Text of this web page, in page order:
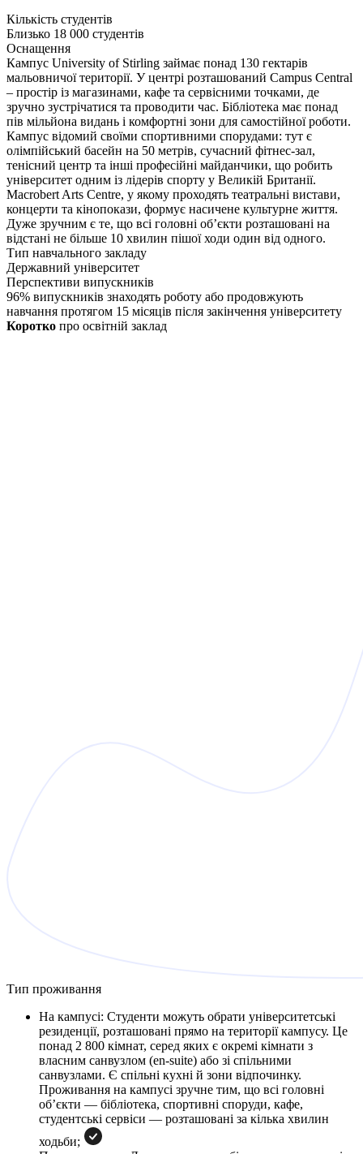
Кількість студентів
Близько 18 000 студентів
Оснащення
Кампус University of Stirling займає понад 130 гектарів
мальовничої території. У центрі розташований Campus Central
– простір із магазинами, кафе та сервісними точками, де
зручно зустрічатися та проводити час. Бібліотека має понад
пів мільйона видань і комфортні зони для самостійної роботи.
Кампус відомий своїми спортивними спорудами: тут є
олімпійський басейн на 50 метрів, сучасний фітнес-зал,
тенісний центр та інші професійні майданчики, що робить
університет одним із лідерів спорту у Великій Британії.
Macrobert Arts Centre, у якому проходять театральні вистави,
концерти та кінопокази, формує насичене культурне життя.
Дуже зручним є те, що всі головні об’єкти розташовані на
відстані не більше 10 хвилин пішої ходи один від одного.
Тип навчального закладу
Державний університет
Перспективи випускників
96% випускників знаходять роботу або продовжують
навчання протягом 15 місяців після закінчення університету
Коротко про освітній заклад
Тип проживання
На кампусі: Студенти можуть обрати університетські
резиденції, розташовані прямо на території кампусу. Це
понад 2 800 кімнат, серед яких є окремі кімнати з
власним санвузлом (en-suite) або зі спільними
санвузлами. Є спільні кухні й зони відпочинку.
Проживання на кампусі зручне тим, що всі головні
об’єкти — бібліотека, спортивні споруди, кафе,
студентські сервіси — розташовані за кілька хвилин
ходьби;